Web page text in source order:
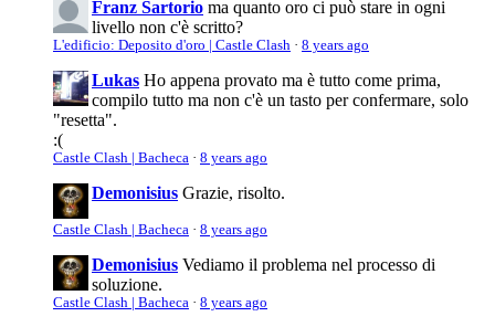
Franz Sartorio ma quanto oro ci può stare in ogni
livello non c'è scritto?
L'edificio: Deposito d'oro | Castle Clash · 8 years ago
Lukas Ho appena provato ma è tutto come prima,
compilo tutto ma non c'è un tasto per confermare, solo
"resetta".
:(
Castle Clash | Bacheca · 8 years ago
Demonisius Grazie, risolto.
Castle Clash | Bacheca · 8 years ago
Demonisius Vediamo il problema nel processo di
soluzione.
Castle Clash | Bacheca · 8 years ago